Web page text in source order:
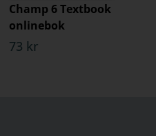
Champ 6 Textbook
onlinebok
73 kr